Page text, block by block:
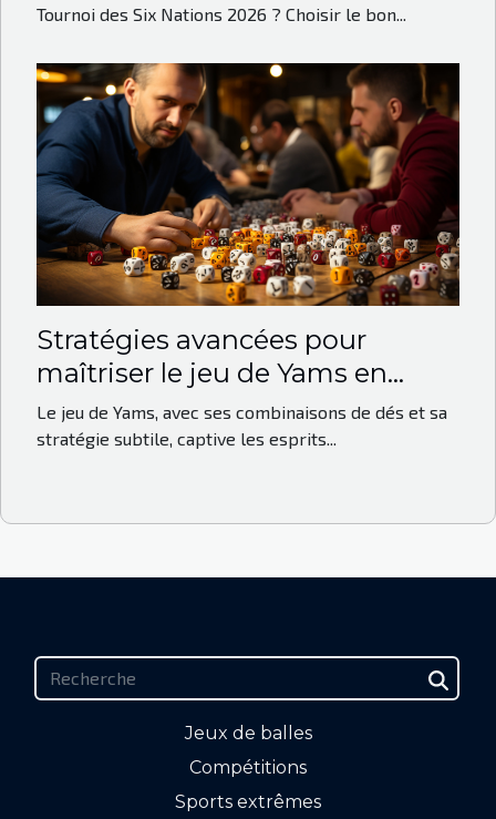
Tournoi des Six Nations 2026 ? Choisir le bon...
Stratégies avancées pour
maîtriser le jeu de Yams en
compétition
Le jeu de Yams, avec ses combinaisons de dés et sa
stratégie subtile, captive les esprits...
Jeux de balles
Compétitions
Sports extrêmes